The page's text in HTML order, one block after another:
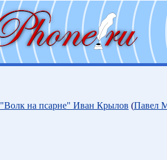
"Волк на псарне" Иван Крылов (Павел